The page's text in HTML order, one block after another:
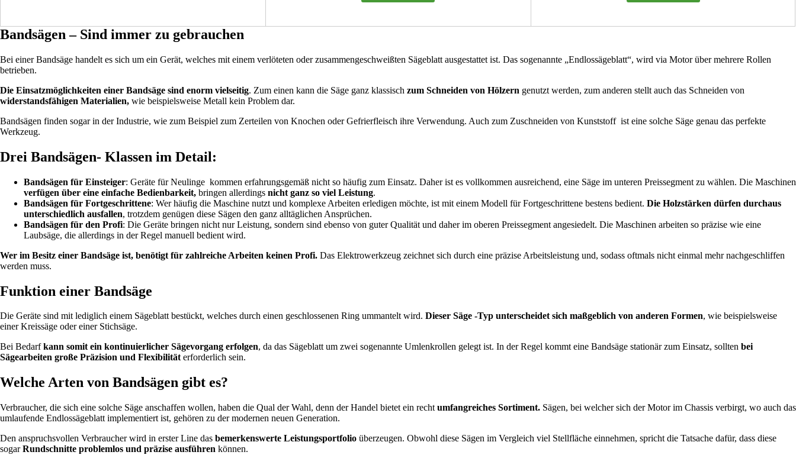
Bandsägen – Sind immer zu gebrauchen
Bei einer Bandsäge handelt es sich um ein Gerät, welches mit einem verlöteten oder zusammengeschweißten Sägeblatt ausgestattet ist. Das sogenannte „Endlossägeblatt“, wird via Motor über mehrere Rollen
betrieben.
Die Einsatzmöglichkeiten einer Bandsäge sind enorm vielseitig. Zum einen kann die Säge ganz klassisch zum Schneiden von Hölzern genutzt werden, zum anderen stellt auch das Schneiden von
widerstandsfähigen Materialien, wie beispielsweise Metall kein Problem dar.
Bandsägen finden sogar in der Industrie, wie zum Beispiel zum Zerteilen von Knochen oder Gefrierfleisch ihre Verwendung. Auch zum Zuschneiden von Kunststoff ist eine solche Säge genau das perfekte
Werkzeug.
Drei Bandsägen- Klassen im Detail:
Bandsägen für Einsteiger: Geräte für Neulinge kommen erfahrungsgemäß nicht so häufig zum Einsatz. Daher ist es vollkommen ausreichend, eine Säge im unteren Preissegment zu wählen. Die Maschinen
verfügen über eine einfache Bedienbarkeit, bringen allerdings nicht ganz so viel Leistung.
Bandsägen für Fortgeschrittene: Wer häufig die Maschine nutzt und komplexe Arbeiten erledigen möchte, ist mit einem Modell für Fortgeschrittene bestens bedient. Die Holzstärken dürfen durchaus
unterschiedlich ausfallen, trotzdem genügen diese Sägen den ganz alltäglichen Ansprüchen.
Bandsägen für den Profi: Die Geräte bringen nicht nur Leistung, sondern sind ebenso von guter Qualität und daher im oberen Preissegment angesiedelt. Die Maschinen arbeiten so präzise wie eine
Laubsäge, die allerdings in der Regel manuell bedient wird.
Wer im Besitz einer Bandsäge ist, benötigt für zahlreiche Arbeiten keinen Profi. Das Elektrowerkzeug zeichnet sich durch eine präzise Arbeitsleistung und, sodass oftmals nicht einmal mehr nachgeschliffen
werden muss.
Funktion einer Bandsäge
Die Geräte sind mit lediglich einem Sägeblatt bestückt, welches durch einen geschlossenen Ring ummantelt wird. Dieser Säge -Typ unterscheidet sich maßgeblich von anderen Formen, wie beispielsweise
einer Kreissäge oder einer Stichsäge.
Bei Bedarfkann somit ein kontinuierlicher Sägevorgang erfolgen, da das Sägeblatt um zwei sogenannte Umlenkrollen gelegt ist. In der Regel kommt eine Bandsäge stationär zum Einsatz, sollten bei
Sägearbeiten große Präzision und Flexibilitäterforderlich sein.
Welche Arten von Bandsägen gibt es?
Verbraucher, die sich eine solche Säge anschaffen wollen, haben die Qual der Wahl, denn der Handel bietet ein recht umfangreiches Sortiment. Sägen, bei welcher sich der Motor im Chassis verbirgt, wo auch das
umlaufende Endlossägeblatt implementiert ist, gehören zu der modernen neuen Generation.
Den anspruchsvollen Verbraucher wird in erster Line das bemerkenswerte Leistungsportfolio überzeugen. Obwohl diese Sägen im Vergleich viel Stellfläche einnehmen, spricht die Tatsache dafür, dass diese
sogarRundschnitte problemlos und präzise ausführen können.